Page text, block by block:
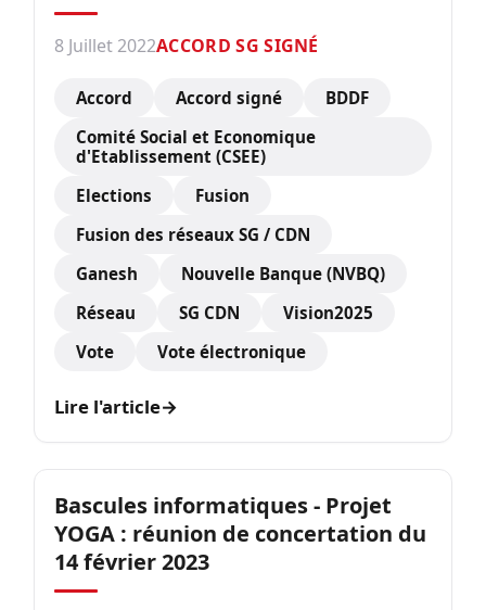
8 Juillet 2022ACCORD SG SIGNÉ
Accord Accord signé
BDDF
Comité Social et Economique
d'Etablissement (CSEE)
Elections
Fusion
Fusion des réseaux SG / CDN
Ganesh
Nouvelle Banque (NVBQ)
Réseau
SG CDN
Vision2025
Vote
Vote électronique
Lire l'article→
Bascules informatiques - Projet
YOGA : réunion de concertation du
14 février 2023